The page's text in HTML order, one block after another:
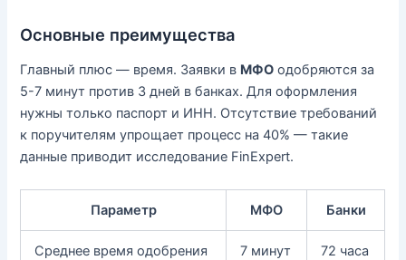
Основные преимущества
Главный плюс — время. Заявки в МФО одобряются за
5-7 минут против 3 дней в банках. Для оформления
нужны только паспорт и ИНН. Отсутствие требований
к поручителям упрощает процесс на 40% — такие
данные приводит исследование FinExpert.
Параметр МФО Банки
Среднее время одобрения 7 минут 72 часа